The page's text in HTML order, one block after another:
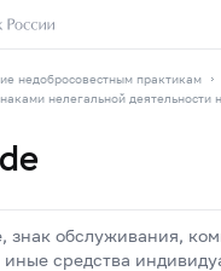
недобросовестным практикам
нелегальной деятельности
знак обслуживания,
иные средства